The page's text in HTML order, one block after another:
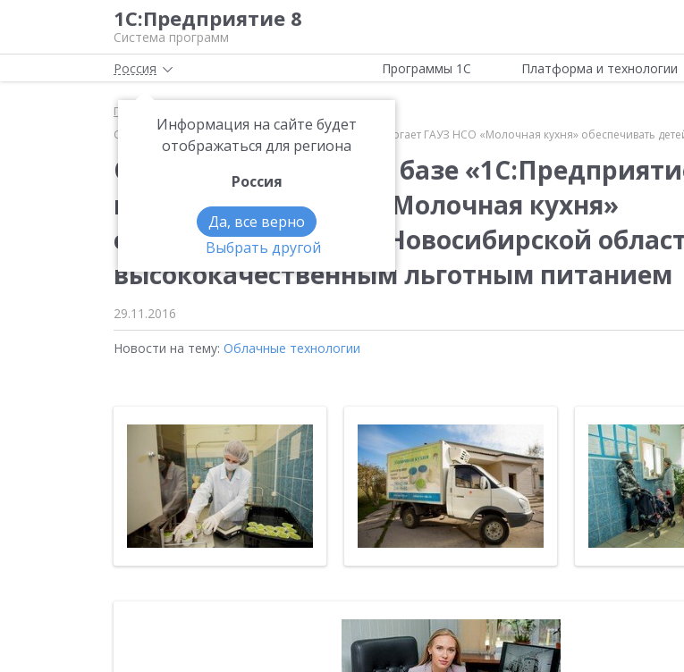
1С:Предприятие 8
Система программ
Россия
Информация на сайте будет
отображаться для региона
Россия
Да, все верно
Выбрать другой
Программы 1С Платформа и технологии
Главная
Облачная система на базе «1С:Предприятие 8» помогает ГАУЗ НСО «Молочная кухня» обеспечивать
Облачная система на базе
помогает ГАУЗ НСО «Молочная кухня»
обеспечивать детей Новосибирской
высококачественным льготным питанием
29.11.2016
Новости на тему: Облачные технологии